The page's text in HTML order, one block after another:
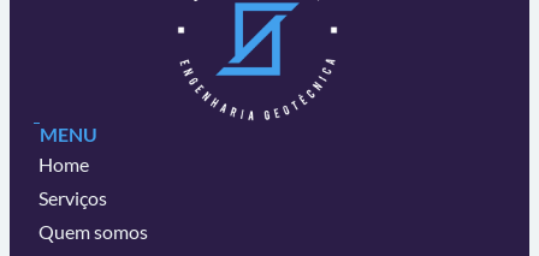
MENU
Home
Serviços
Quem somos